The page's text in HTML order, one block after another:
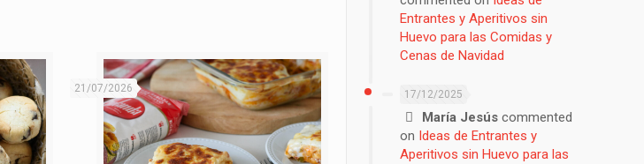
21/07/2026
Entrantes y Aperitivos sin
Huevo para las Comidas y
Cenas de Navidad
17/12/2025
María Jesúscommented
on Ideas de Entrantes y
Aperitivos sin Huevo para las